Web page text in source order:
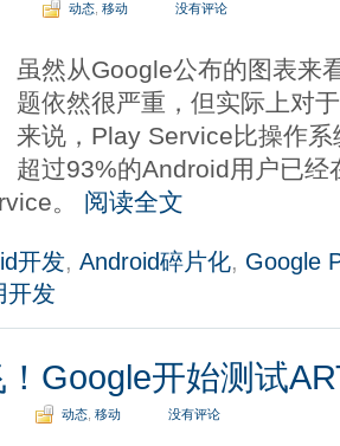
动态 移动 没有评论
虽然从Google公布的图表来
题依然很严重，但实际上对
来说，Play Service比操作
超过93%的Android用户已经
。 阅读全文
开发, Android碎片化, Google
开发
Google开始测试
动态 移动 没有评论